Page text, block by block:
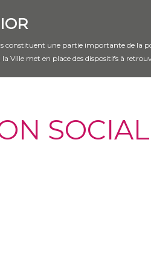
constituent une partie importante de la
la Ville met en place des dispositifs à